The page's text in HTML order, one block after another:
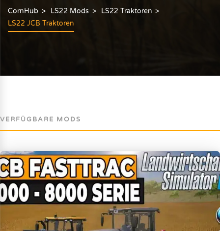
CornHub LS22 Mods
LS22 Traktoren
LS22 JCB Traktoren